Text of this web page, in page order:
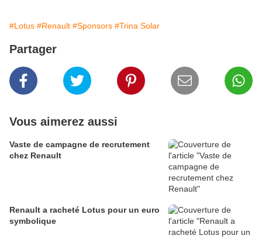
#Lotus #Renault #Sponsors #Trina Solar
Partager
Vous aimerez aussi
Vaste de campagne de recrutement
chez Renault
Renault a racheté Lotus pour un euro
symbolique